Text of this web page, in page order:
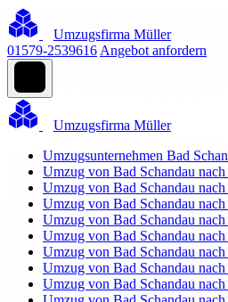
Umzugsfirma Müller
01579-2539616 Angebot anfordern
Umzugsfirma Müller
Umzugsunternehmen Bad
Umzug von Bad Schandau
Umzug von Bad Schandau
Umzug von Bad Schandau
Umzug von Bad Schandau
Umzug von Bad Schandau
Umzug von Bad Schandau
Umzug von Bad Schandau
Umzug von Bad Schandau